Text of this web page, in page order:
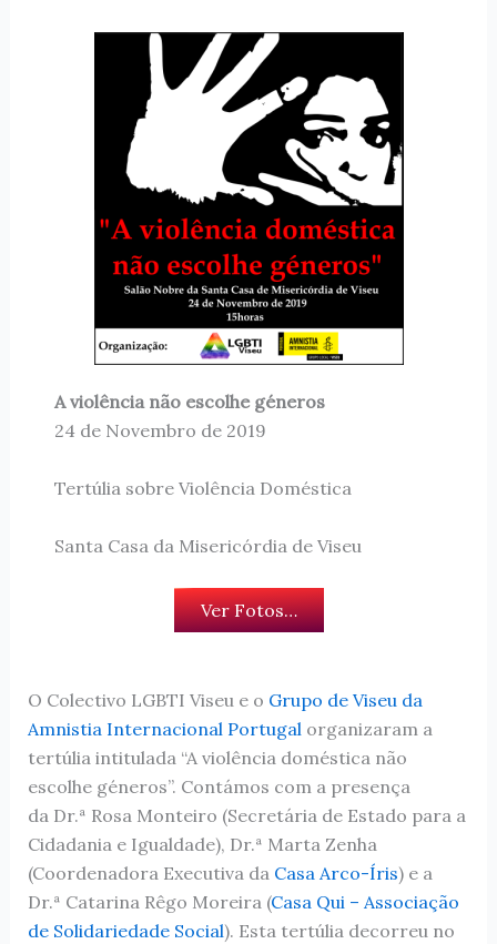
A violência não escolhe géneros
24 de Novembro de 2019
Tertúlia sobre Violência Doméstica
Santa Casa da Misericórdia de Viseu
Ver Fotos…
O Colectivo LGBTI Viseu e o Grupo de Viseu da
Amnistia Internacional Portugalorganizaram a
tertúlia intitulada “A violência doméstica não
escolhe géneros”. Contámos com a presença
da Dr.ª Rosa Monteiro (Secretária de Estado para a
Cidadania e Igualdade), Dr.ª Marta Zenha
(Coordenadora Executiva da Casa Arco-Íris) e a
Dr.ª Catarina Rêgo Moreira (Casa Qui – Associação
de Solidariedade Social). Esta tertúlia decorreu no